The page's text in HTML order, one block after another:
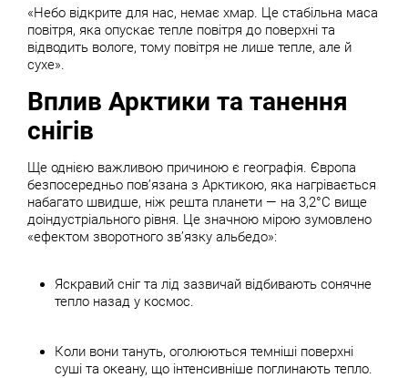
«Небо відкрите для нас, немає хмар. Це стабільна маса
повітря, яка опускає тепле повітря до поверхні та
відводить вологе, тому повітря не лише тепле, але й
сухе».
Вплив Арктики та танення
снігів
Ще однією важливою причиною є географія. Європа
безпосередньо пов’язана з Арктикою, яка нагрівається
набагато швидше, ніж решта планети — на 3,2°C вище
доіндустріального рівня. Це значною мірою зумовлено
«ефектом зворотного зв’язку альбедо»:
Яскравий сніг та лід зазвичай відбивають сонячне
тепло назад у космос.
Коли вони тануть, оголюються темніші поверхні
суші та океану, що інтенсивніше поглинають тепло.